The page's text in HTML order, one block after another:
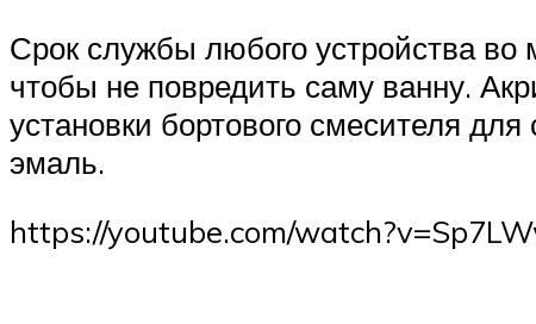
Срок службы любого устройства во
чтобы не повредить саму ванну.
установки бортового смесителя
эмаль.
https://youtube.com/